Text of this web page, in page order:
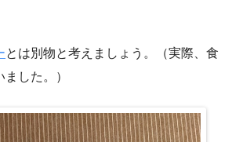
とは別物と考えましょう。（実際、食
した。）